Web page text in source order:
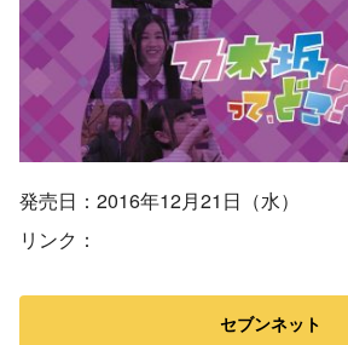
発売日：2016年12月21日（水）
リンク：
セブンネット